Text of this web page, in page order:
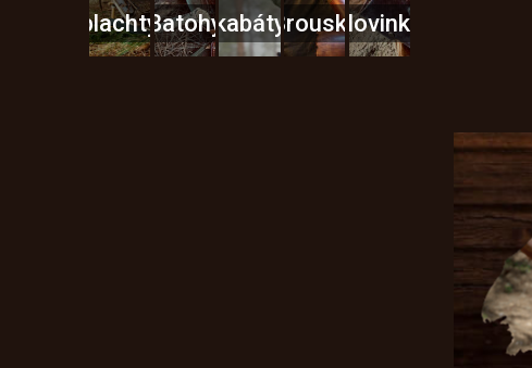
plachtyBatohykabátyBrouskyNovinky